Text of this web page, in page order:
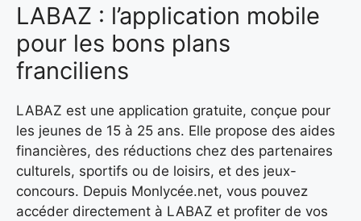
LABAZ : l’application mobile
pour les bons plans
franciliens
LABAZ est une application gratuite, conçue pour
les jeunes de 15 à 25 ans. Elle propose des aides
financières, des réductions chez des partenaires
culturels, sportifs ou de loisirs, et des jeux-
concours. Depuis Monlycée.net, vous pouvez
accéder directement à LABAZ et profiter de vos